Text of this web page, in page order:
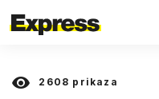
2608 prikaza